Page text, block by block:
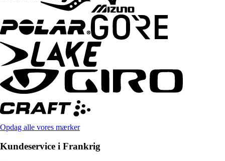
Opdag alle vores mærker
Kundeservice i Frankrig